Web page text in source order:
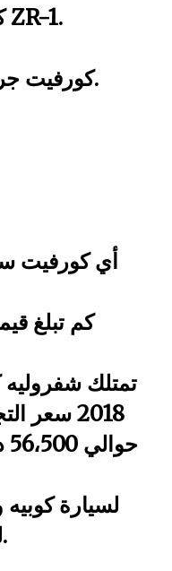
2009 كورفيت ZR-1.
كورفيت جراند سبورت 2017.
أي كورفيت
كم تبلغ
تمتلك
2018
المصنّع (MSRP) حوالي 56،500 دولار
للتحويل.